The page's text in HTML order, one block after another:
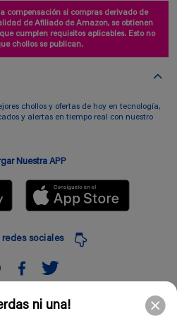
ni una!
compensación si compras derivado de
de Afiliado de Amazon, se obtienen
cumplen requisitos aplicables. Esto no
chollos se publican.
chollos y ofertas de hoy en tecnología,
y alertas en tiempo real con nuestro
Nuestra APP
redes sociales
Suscribir